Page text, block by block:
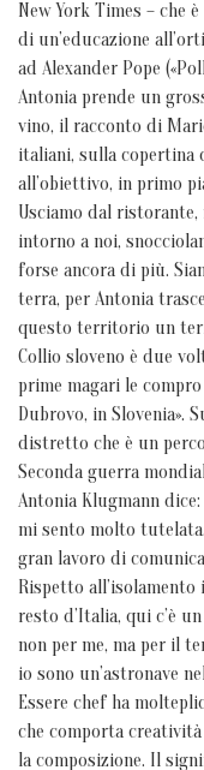
New York Times – che
di un’educazione
ad Alexander Pope
Antonia prende un
vino, il racconto di
italiani, sulla copertina
all’obiettivo, in primo
Usciamo dal
intorno a noi,
forse ancora di più.
terra, per Antonia
questo territorio un
Collio sloveno è due
prime magari le
Dubrovo, in Slovenia».
distretto che è un
Seconda guerra
Antonia Klugmann
mi sento molto
gran lavoro di
Rispetto
resto d’Italia, qui c’è
non per me, ma per il
io sono un’astronave
Essere chef ha
che comporta
la composizione. Il